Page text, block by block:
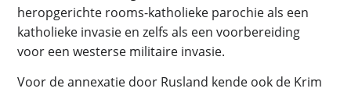
heropgerichte rooms-katholieke parochie als een
katholieke invasie en zelfs als een voorbereiding
voor een westerse militaire invasie.
Voor de annexatie door Rusland kende ook de Krim